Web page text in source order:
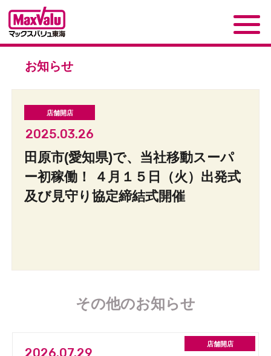
お知らせ
2025.03.26
田原市(愛知県)で、当社移動スーパ
ー初稼働！ ４月１５日（火）出発式
及び見守り協定締結式開催
その他のお知らせ
2026.07.29